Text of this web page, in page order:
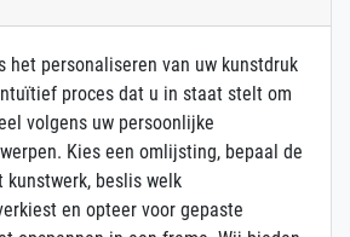
het personaliseren van uw kunstdruk
proces dat u in staat stelt om
volgens uw persoonlijke
Kies een omlijsting, bepaal de
beslis welk
en opteer voor gepaste